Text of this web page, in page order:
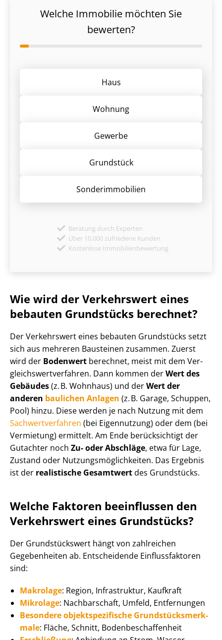
Welche Immobilie möchten Sie
bewerten?
Haus
Wohnung
Gewerbe
Grund­stück
Sonder­immobilien
Beratung durch Experten
Über 10.000 zufriedene Kunden
Kostenlose Immobilienbewertung
Wie wird der Verkehrswert eines
bebauten Grundstücks berechnet?
Der Verkehrswert eines bebauten Grundstücks setzt
sich aus mehreren Bausteinen zusammen. Zuerst
wird der Bodenwert berechnet, meist mit dem Ver­
gleichs­wert­ver­fah­ren. Dann kommen derWert des
Gebäudes(z. B. Wohnhaus) und derWert der
anderen baulichen Anlagen (z. B. Garage, Schuppen,
Pool) hinzu. Diese werden je nach Nutzung mit dem
Sach­wert­ver­fah­ren (bei Eigennutzung) oder dem (bei
Vermietung) ermittelt. Am Ende berücksichtigt der
Gutachter noch Zu- oder Abschläge, etwa für Lage,
Zustand oder Nut­zungs­mög­lich­kei­ten. Das Ergebnis
ist der realistische Gesamtwertdes Grundstücks.
Welche Faktoren beeinflussen den
Verkehrswert eines Grundstücks?
Der Grundstückswert hängt von zahlreichen
Gegebenheiten ab. Entscheidende Ein­fluss­fak­to­ren
sind:
Makrolage: Region, Infrastruktur, Kaufkraft
Mikrolage: Nachbarschaft, Umfeld, Entfernungen
Besondere ob­jekt­spe­zi­fi­sche Grund­stücks­merk­
ma­le: Fläche, Schnitt, Bo­den­be­schaf­fen­heit